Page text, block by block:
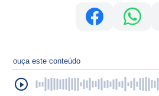
ouça este conteúdo